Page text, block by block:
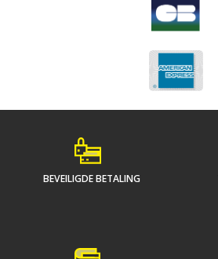
BEVEILIGDE BETALING